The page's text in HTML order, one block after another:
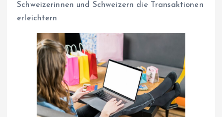
Schweizerinnen und Schweizern die Transaktionen
erleichtern